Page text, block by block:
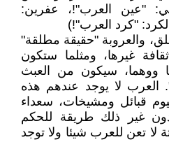
"عين العرب"!، عفرين:
"كرد العرب"!)
والعروبة "حقيقة مطلقة"
غيرها، ومثلما ستكون
ووهما، سيكون من العبث
العرب لا يوجد عندهم هذه
قبائل ومشيخات، سعداء
غير ذلك طريقة للحكم
لا تعن للعرب شيئا ولا توجد